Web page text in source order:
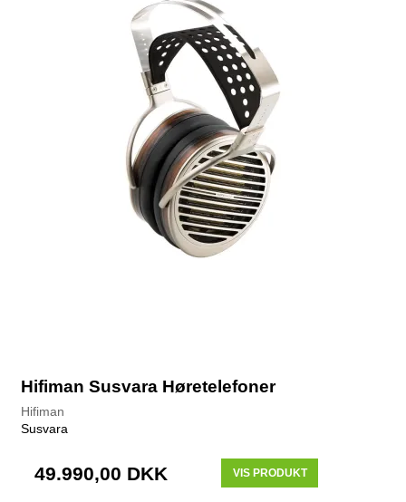
Hifiman Susvara Høretelefoner
Hifiman
Susvara
49.990,00 DKK VIS PRODUKT